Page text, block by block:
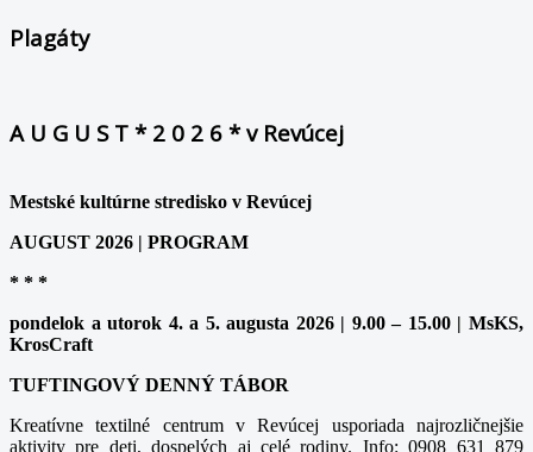
Plagáty
A U G U S T * 2 0 2 6 * v Revúcej
Mestské kultúrne stredisko v Revúcej
AUGUST 2026 | PROGRAM
* * *
pondelok a utorok 4. a 5. augusta 2026 | 9.00 – 15.00 | MsKS,
KrosCraft
TUFTINGOVÝ DENNÝ TÁBOR
Kreatívne textilné centrum v Revúcej usporiada najrozličnejšie
aktivity pre deti, dospelých aj celé rodiny. Info: 0908 631 879